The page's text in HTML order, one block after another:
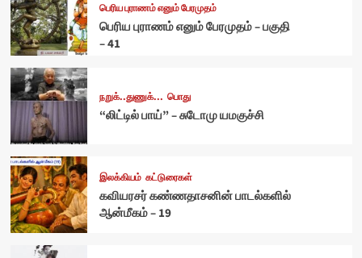
பெரிய புராணம் எனும் பேரமுதம்
பெரிய புராணம் எனும் பேரமுதம் – பகுதி
– 41
நறுக்..துணுக்... பொது
“லிட்டில் பாய்” – சுடோமு யமகுச்சி
இலக்கியம் கட்டுரைகள்
கவியரசர் கண்ணதாசனின் பாடல்களில்
ஆன்மீகம் – 19